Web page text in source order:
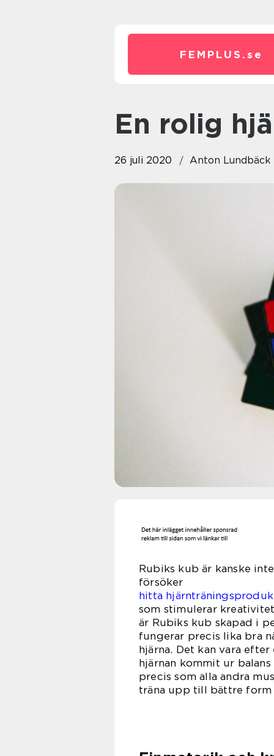
FEMPLUS. se
En rolig
26 juli 2020 Anton Lundbäck
Rubiks kub är kanske
hitta
som stimulerar
är Rubiks kub skapad i
fungerar precis lika bra
hjärna. Det kan vara
hjärnan kommit ur
precis som alla andra
träna upp till bättre